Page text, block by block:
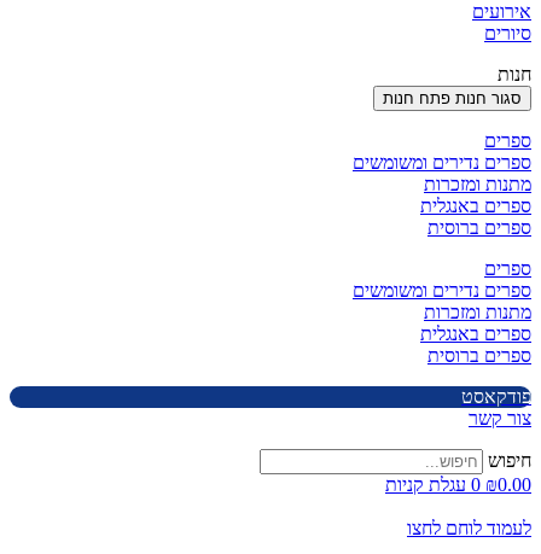
אירועים
סיורים
חנות
סגור חנות פתח חנות
ספרים
ספרים נדירים ומשומשים
מתנות ומזכרות
ספרים באנגלית
ספרים ברוסית
ספרים
ספרים נדירים ומשומשים
מתנות ומזכרות
ספרים באנגלית
ספרים ברוסית
פודקאסט
צור קשר
חיפוש
₪0.00
0 עגלת קניות
לעמוד לוחם לחצו